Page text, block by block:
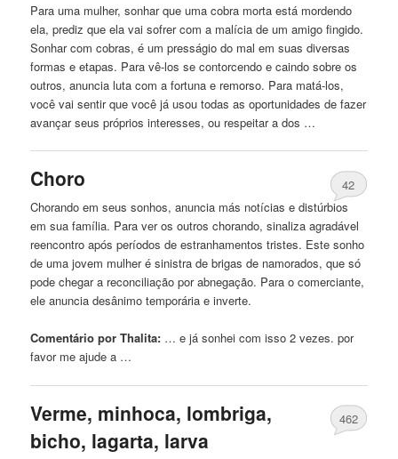
Para uma mulher, sonhar que uma cobra morta está mordendo
ela, prediz que ela vai sofrercom a malícia de um amigo fingido.
Sonharcom cobras, é um presságio do mal em suas diversas
formas e etapas. Para vê-los se contorcendo e caindo sobre os
outros, anuncia lutacom a fortuna e remorso. Para matá-los,
você vai sentir que você já usou todas as oportunidades de fazer
avançar seus próprios interesses, ou respeitar a dos …
Choro
42
Chorando em seussonhos, anuncia más notícias e distúrbios
em sua família. Para ver os outros chorando, sinaliza agradável
reencontro após períodos de estranhamentos tristes. Este sonho
de uma jovem mulher é sinistra de brigas de namorados, que só
pode chegar a reconciliação por abnegação. Para o comerciante,
ele anuncia desânimo temporária e inverte.
Comentário por Thalita: … e já sonheicom isso 2 vezes. por
favor me ajude a …
Verme, minhoca, lombriga,
bicho, lagarta, larva
462